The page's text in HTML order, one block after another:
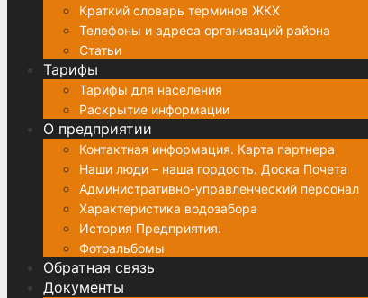
Краткий словарь терминов ЖКХ
Телефоны и адреса организаций района
Статьи
Тарифы
Тарифы для населения
Раскрытие информации
О предприятии
Контактная информация. Карта партнера
Наши люди – наша гордость. Доска Почета
Административно-управленческий персонал
Характеристика водозабора
История Предприятия.
Фотоальбомы
Обратная связь
Документы